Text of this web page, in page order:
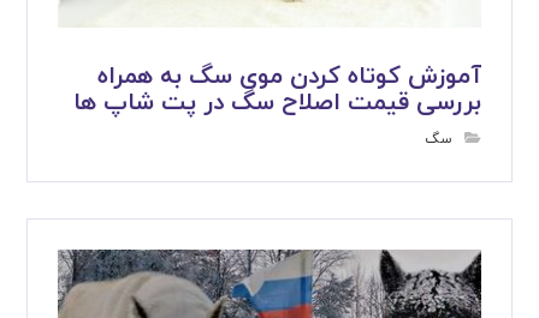
آموزش کوتاه کردن موی سگ به همراه
بررسی قیمت اصلاح سگ در پت شاپ ها
سگ